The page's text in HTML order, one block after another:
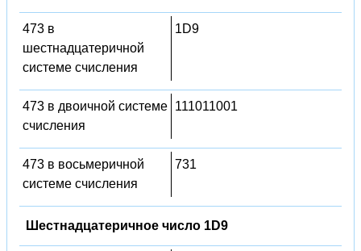
473 в
шестнадцатеричной
системе счисления
1D9
473 в двоичной системе
счисления
111011001
473 в восьмеричной
системе счисления
731
Шестнадцатеричное число 1D9